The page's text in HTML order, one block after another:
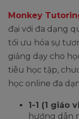
Monkey
đại với đa dạng
tối ưu hóa sự
giảng dạy cho
tiêu học tập,
học online đa
1-1 (1 giáo
hướng dẫn